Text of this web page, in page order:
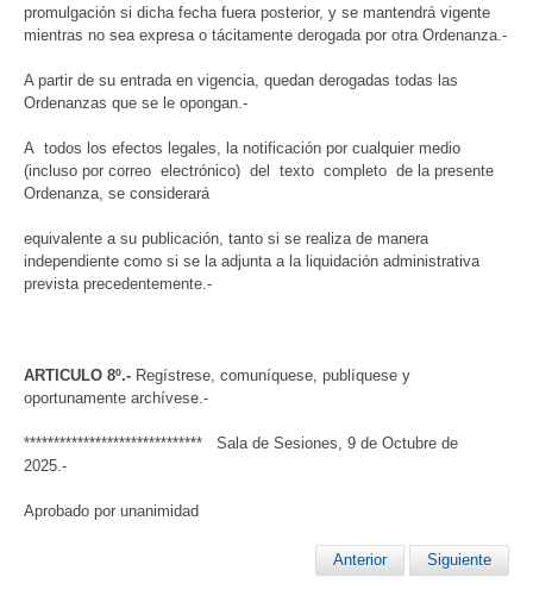
promulgación si dicha fecha fuera posterior, y se mantendrá vigente
mientras no sea expresa o tácitamente derogada por otra Ordenanza.-
A partir de su entrada en vigencia, quedan derogadas todas las
Ordenanzas que se le opongan.-
A todos los efectos legales, la notificación por cualquier medio
(incluso por correo electrónico) del texto completo de la presente
Ordenanza, se considerará
equivalente a su publicación, tanto si se realiza de manera
independiente como si se la adjunta a la liquidación administrativa
prevista precedentemente.-
ARTICULO 8º.- Regístrese, comuníquese, publíquese y
oportunamente archívese.-
****************************** Sala de Sesiones, 9 de Octubre de
2025.-
Aprobado por unanimidad
Anterior Siguiente